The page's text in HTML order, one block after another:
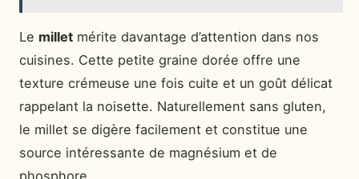
Le millet mérite davantage d’attention dans nos
cuisines. Cette petite graine dorée offre une
texture crémeuse une fois cuite et un goût délicat
rappelant la noisette. Naturellement sans gluten,
le millet se digère facilement et constitue une
source intéressante de magnésium et de